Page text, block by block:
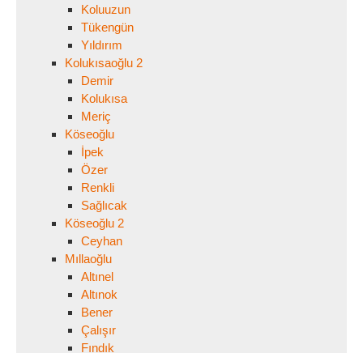
Koluuzun
Tükengün
Yıldırım
Kolukısaoğlu 2
Demir
Kolukısa
Meriç
Köseoğlu
İpek
Özer
Renkli
Sağlıcak
Köseoğlu 2
Ceyhan
Mıllaoğlu
Altınel
Altınok
Bener
Çalışır
Fındık